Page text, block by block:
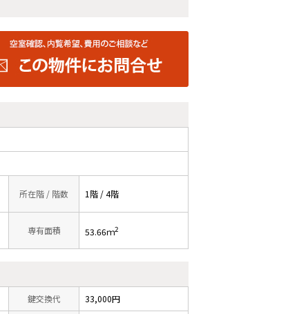
所在階 / 階数 1階 / 4階
専有面積 53.66ｍ2
鍵交換代 33,000円